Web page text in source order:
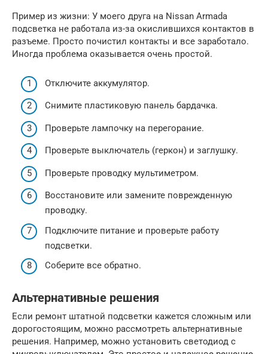
Пример из жизни: У моего друга на Nissan Armada
подсветка не работала из-за окислившихся контактов в
разъеме. Просто почистил контакты и все заработало.
Иногда проблема оказывается очень простой.
Отключите аккумулятор.
Снимите пластиковую панель бардачка.
Проверьте лампочку на перегорание.
Проверьте выключатель (геркон) и заглушку.
Проверьте проводку мультиметром.
Восстановите или замените поврежденную
проводку.
Подключите питание и проверьте работу
подсветки.
Соберите все обратно.
Альтернативные решения
Если ремонт штатной подсветки кажется сложным или
дорогостоящим, можно рассмотреть альтернативные
решения. Например, можно установить светодиод с